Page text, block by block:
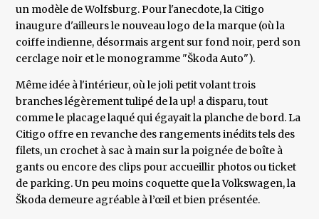
un modèle de Wolfsburg. Pour l'anecdote, la Citigo
inaugure d'ailleurs le nouveau logo de la marque (où la
coiffe indienne, désormais argent sur fond noir, perd son
cerclage noir et le monogramme "Škoda Auto").
Même idée à l'intérieur, où le joli petit volant trois
branches légèrement tulipé de la up! a disparu, tout
comme le placage laqué qui égayait la planche de bord. La
Citigo offre en revanche des rangements inédits tels des
filets, un crochet à sac à main sur la poignée de boîte à
gants ou encore des clips pour accueillir photos ou ticket
de parking. Un peu moins coquette que la Volkswagen, la
Škoda demeure agréable à l’œil et bien présentée.